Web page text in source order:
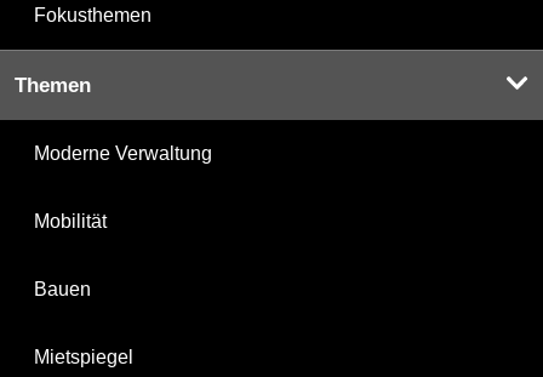
Fokusthemen
Themen
Moderne Verwaltung
Mobilität
Bauen
Mietspiegel